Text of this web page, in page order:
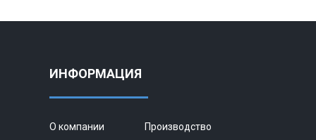
ИНФОРМАЦИЯ
О компании
Производство